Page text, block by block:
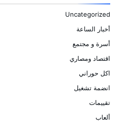
Uncategorized
أخبار الساعة
أسرة و مجتمع
اقتصاد ومصاري
اكل حوراني
انضمة تشغيل
تقييمات
ألعاب